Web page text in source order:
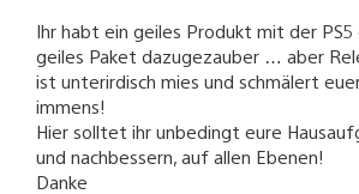
Ihr habt ein geiles Produkt mit der
geiles Paket dazugezauber … aber
ist unterirdisch mies und schmälert
immens!
Hier solltet ihr unbedingt eure
und nachbessern, auf allen Ebenen!
Danke